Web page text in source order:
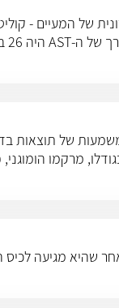
מרקמו
שהיא מגיעה